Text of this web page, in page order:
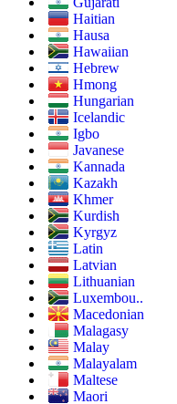
Haitian
Hausa
Hawaiian
Hebrew
Hmong
Hungarian
Icelandic
Igbo
Javanese
Kannada
Kazakh
Khmer
Kurdish
Kyrgyz
Latin
Latvian
Lithuanian
Luxembou..
Macedonian
Malagasy
Malay
Malayalam
Maltese
Maori